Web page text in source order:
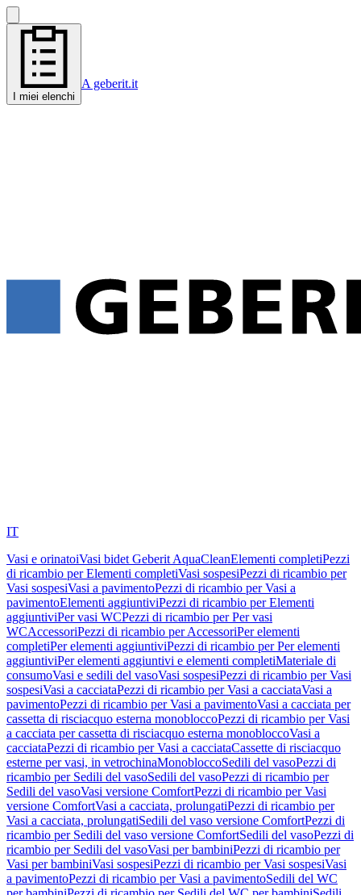
I miei elenchi
A geberit.it
IT
Vasi e orinatoiVasi bidet Geberit AquaCleanElementi completiPezzi
di ricambio per Elementi completiVasi sospesiPezzi di ricambio per
Vasi sospesiVasi a pavimentoPezzi di ricambio per Vasi a
pavimentoElementi aggiuntiviPezzi di ricambio per Elementi
aggiuntiviPer vasi WCPezzi di ricambio per Per vasi
WCAccessoriPezzi di ricambio per AccessoriPer elementi
completiPer elementi aggiuntiviPezzi di ricambio per Per elementi
aggiuntiviPer elementi aggiuntivi e elementi completiMateriale di
consumoVasi e sedili del vasoVasi sospesiPezzi di ricambio per Vasi
sospesiVasi a cacciataPezzi di ricambio per Vasi a cacciataVasi a
pavimentoPezzi di ricambio per Vasi a pavimentoVasi a cacciata per
cassetta di risciacquo esterna monobloccoPezzi di ricambio per Vasi
a cacciata per cassetta di risciacquo esterna monobloccoVasi a
cacciataPezzi di ricambio per Vasi a cacciataCassette di risciacquo
esterne per vasi, in vetrochinaMonobloccoSedili del vasoPezzi di
ricambio per Sedili del vasoSedili del vasoPezzi di ricambio per
Sedili del vasoVasi versione ComfortPezzi di ricambio per Vasi
versione ComfortVasi a cacciata, prolungatiPezzi di ricambio per
Vasi a cacciata, prolungatiSedili del vaso versione ComfortPezzi di
ricambio per Sedili del vaso versione ComfortSedili del vasoPezzi di
ricambio per Sedili del vasoVasi per bambiniPezzi di ricambio per
Vasi per bambiniVasi sospesiPezzi di ricambio per Vasi sospesiVasi
a pavimentoPezzi di ricambio per Vasi a pavimentoSedili del WC